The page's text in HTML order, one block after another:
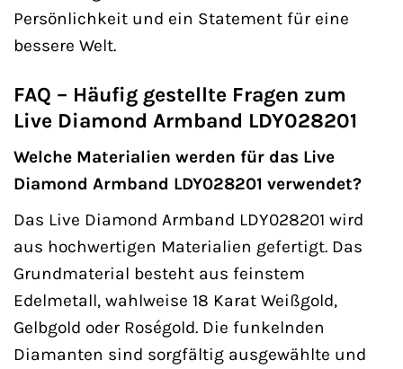
Persönlichkeit und ein Statement für eine
bessere Welt.
FAQ – Häufig gestellte Fragen zum
Live Diamond Armband LDY028201
Welche Materialien werden für das Live
Diamond Armband LDY028201 verwendet?
Das Live Diamond Armband LDY028201 wird
aus hochwertigen Materialien gefertigt. Das
Grundmaterial besteht aus feinstem
Edelmetall, wahlweise 18 Karat Weißgold,
Gelbgold oder Roségold. Die funkelnden
Diamanten sind sorgfältig ausgewählte und